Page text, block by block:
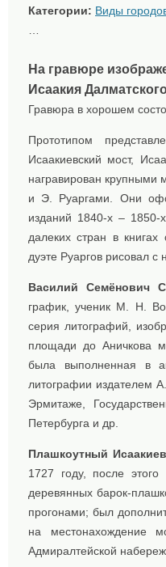
Категории: Виды
На гравюре
Исаакия
Гравюра в хорошем
Прототипом
Исаакиевский мост,
награвирован крупными
и Э. Руаргами. Они
изданий 1840-х – 1850-
далеких стран в
дуэте Руаргов рисовал
Василий Семёнович
график, ученик М. Н.
серия литографий,
площади до Аничкова
была выполненная в
литографии издателем
Эрмитаже,
Петербурга и др.
Плашкоутный
1727 году, после этого
деревянных барок-
прогонами; был
на местонахождение
Адмиралтейской